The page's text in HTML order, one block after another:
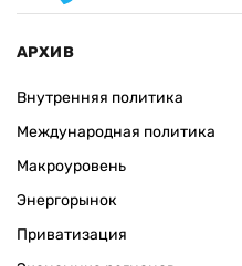
АРХИВ
Внутренняя политика
Международная политика
Макроуровень
Энергорынок
Приватизация